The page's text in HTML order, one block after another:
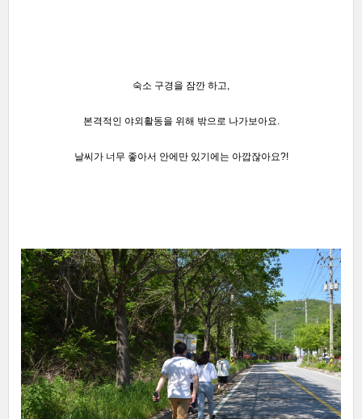
숙소 구경을 잠깐 하고,
본격적인 야외활동을 위해 밖으로 나가보아요.
날씨가 너무 좋아서 안에만 있기에는 아깝잖아요?!